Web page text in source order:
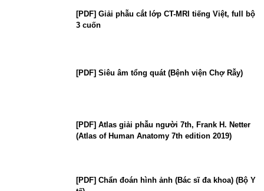
[PDF] Giải phẫu cắt lớp CT-MRI tiếng Việt, full bộ
3 cuốn
[PDF] Siêu âm tổng quát (Bệnh viện Chợ Rẫy)
[PDF] Atlas giải phẫu người 7th, Frank H. Netter
(Atlas of Human Anatomy 7th edition 2019)
[PDF] Chẩn đoán hình ảnh (Bác sĩ đa khoa) (Bộ Y